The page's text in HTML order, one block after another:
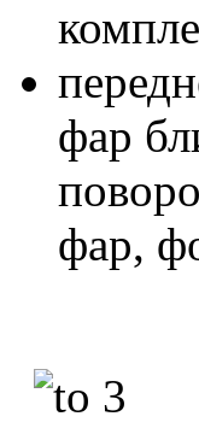
фар
фар,